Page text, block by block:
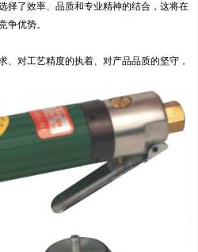
择了效率、品质和专业精神的结合，这将在
争优势。
、对工艺精度的执着、对产品品质的坚守，